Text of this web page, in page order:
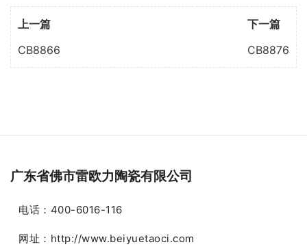
上一篇
CB8866
下一篇
CB8876
广东省佛市雷欧力陶瓷有限公司
电话：400-6016-116
网址：http://www.beiyuetaoci.com